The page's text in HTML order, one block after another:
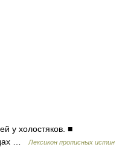
у холостяков. ■
…
Лексикон прописных истин